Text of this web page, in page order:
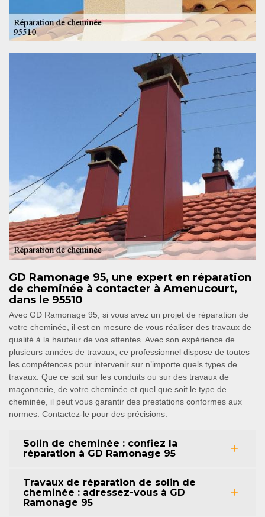
GD Ramonage 95, une expert en réparation
de cheminée à contacter à Amenucourt,
dans le 95510
Avec GD Ramonage 95, si vous avez un projet de réparation de
votre cheminée, il est en mesure de vous réaliser des travaux de
qualité à la hauteur de vos attentes. Avec son expérience de
plusieurs années de travaux, ce professionnel dispose de toutes
les compétences pour intervenir sur n’importe quels types de
travaux. Que ce soit sur les conduits ou sur des travaux de
maçonnerie, de votre cheminée et quel que soit le type de
cheminée, il peut vous garantir des prestations conformes aux
normes. Contactez-le pour des précisions.
Solin de cheminée : confiez la
réparation à GD Ramonage 95
Travaux de réparation de solin de
cheminée : adressez-vous à GD
Ramonage 95